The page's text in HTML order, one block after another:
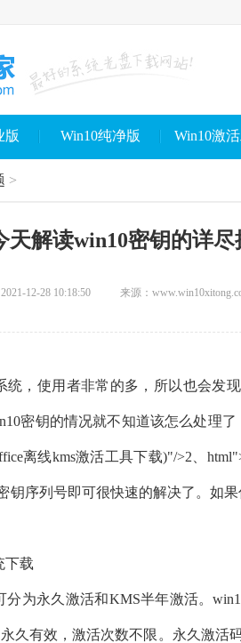
版 Win10纯净版 Win10激
>
天解读win10密钥的详尽
12-28 10:18:50 来源：
统，使用者非常的多，所以也会发
密钥的情况就不知道该怎么处理
离线kms激活工具下载)"/>2、
钥序列号即可很快速的解决了。如
下载
分为永久激活和KMS半年激活。
久有效，激活次数不限。永久激活